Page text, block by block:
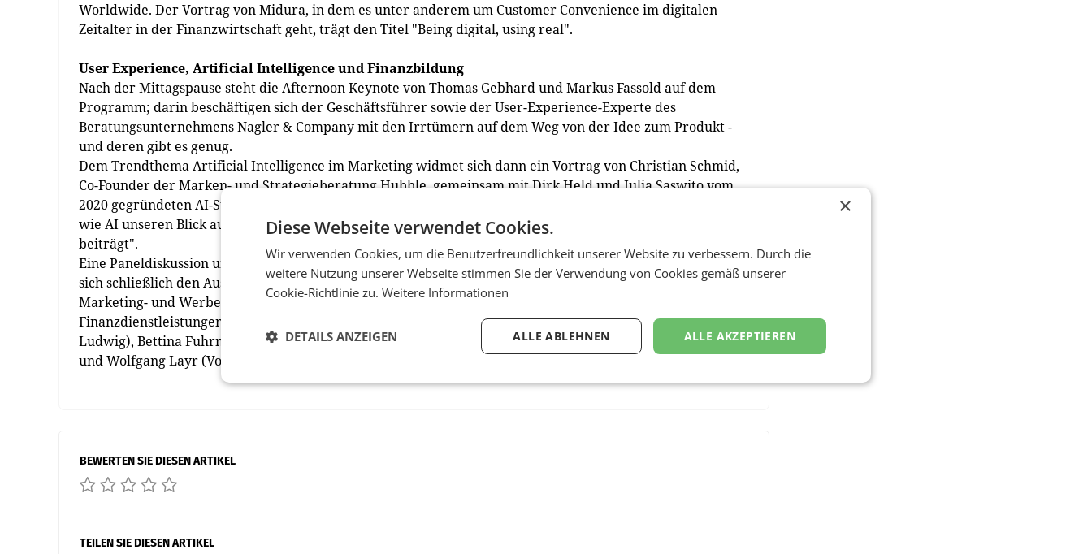
Worldwide. Der Vortrag von Midura, in dem es unter anderem um Customer Convenience im digitalen
Zeitalter in der Finanzwirtschaft geht, trägt den Titel "Being digital, using real".
User Experience, Artificial Intelligence und Finanzbildung
Nach der Mittagspause steht die Afternoon Keynote von Thomas Gebhard und Markus Fassold auf dem
Programm; darin beschäftigen sich der Geschäftsführer sowie der User-Experience-Experte des
Beratungsunternehmens Nagler & Company mit den Irrtümern auf dem Weg von der Idee zum Produkt -
und deren gibt es genug.
Dem Trendthema Artificial Intelligence im Marketing widmet sich dann ein Vortrag von Christian Schmid,
Co-Founder der Marken- und Strategieberatung Hubble, gemeinsam mit Dirk Held und Julia Saswito vom
2020 gegründeten AI-Start-up aimpower aus Hamburg. Der Titel des Vortrags lautet: "With the Eyes of AI -
wie AI unseren Blick auf Markenführung und Kreativität erweitern kann und zum Erfolg von Marken
beiträgt".
Eine Paneldiskussion unter der Leitung von ForumF-Gründer und Herausgeber Peter Neubauer widmet
sich schließlich den Auswirkungen der (noch immer mangelhaften) Finanzbildung in unserem Land auf die
Marketing- und Werbeanstrengungen von Banken, Versicherungen und sonstigen Anbietern von
Finanzdienstleistungen. Am Podium mit von der Partie sind Alexander Zelmanovics (Zeppelin, Emil,
Ludwig), Bettina Fuhrmann (WU Wien), Philip List (Flip2go/Erste Group), Gerald Resch (Bankenverband)
und Wolfgang Layr (Volksbank Wien). (red)
BEWERTEN SIE DIESEN ARTIKEL
TEILEN SIE DIESEN ARTIKEL
×
Diese Webseite verwendet Cookies.
Wir verwenden Cookies, um die Benutzerfreundlichkeit unserer Website zu verbessern. Durch die
weitere Nutzung unserer Webseite stimmen Sie der Verwendung von Cookies gemäß unserer
Cookie-Richtlinie zu. Weitere Informationen
ALLE AKZEPTIEREN
ALLE ABLEHNEN
DETAILS ANZEIGEN